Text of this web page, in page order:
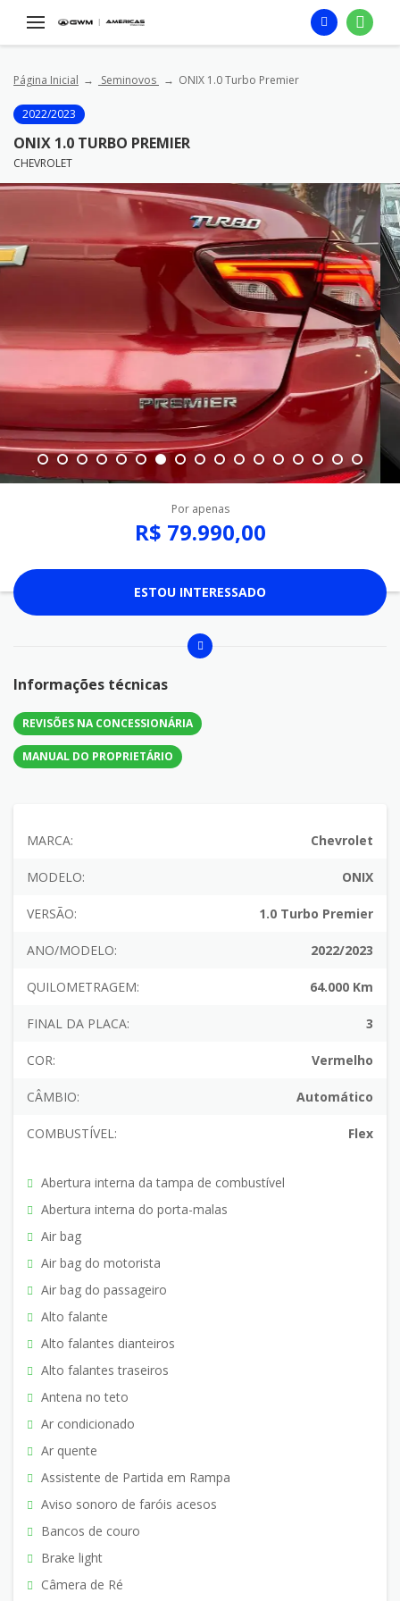
Página Inicial Seminovos ONIX 1.0 Turbo Premier
2022/2023
ONIX 1.0 TURBO PREMIER
CHEVROLET
Por apenas
R$ 79.990,00
ESTOU INTERESSADO
Informações técnicas
REVISÕES NA CONCESSIONÁRIA
MANUAL DO PROPRIETÁRIO
MARCA: Chevrolet
MODELO: ONIX
VERSÃO: 1.0 Turbo Premier
ANO/MODELO: 2022/2023
QUILOMETRAGEM: 64.000 Km
FINAL DA PLACA: 3
COR: Vermelho
CÂMBIO: Automático
COMBUSTÍVEL: Flex
Abertura interna da tampa de combustível
Abertura interna do porta-malas
Air bag
Air bag do motorista
Air bag do passageiro
Alto falante
Alto falantes dianteiros
Alto falantes traseiros
Antena no teto
Ar condicionado
Ar quente
Assistente de Partida em Rampa
Aviso sonoro de faróis acesos
Bancos de couro
Brake light
Câmera de Ré